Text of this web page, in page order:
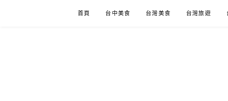
首頁 台中美食 台灣美食 台灣旅遊